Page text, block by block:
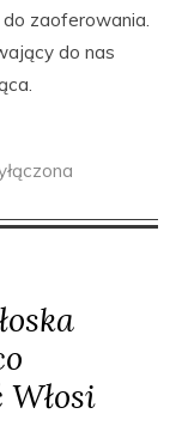
zaoferowania.
do nas